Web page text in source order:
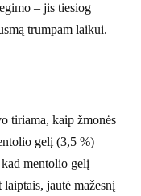
– jis tiesiog
trumpam laikui.
tiriama, kaip žmonės
gelį (3,5 %)
mentolio gelį
jautė mažesnį